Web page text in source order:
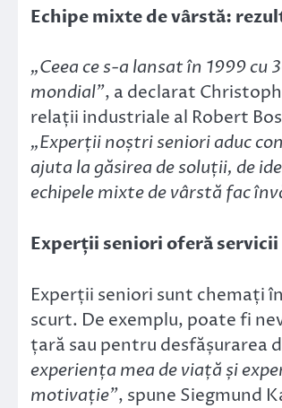
Echipe mixte de vârstă:
„Ceea ce s-a lansat în 1999 cu
mondial”, a declarat
relații industriale al Robert
„Experții noștri seniori aduc
ajuta la găsirea de soluții, de
echipele mixte de vârstă fac
Experții seniori oferă
Experții seniori sunt chemați
scurt. De exemplu, poate fi
țară sau pentru desfășurarea
experiența mea de viață și
motivație”, spune Siegmund